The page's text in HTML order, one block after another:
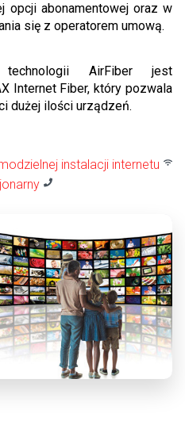
opcji abonamentowej oraz w
się z operatorem umową.
technologii AirFiber jest
Internet Fiber, który pozwala
dużej ilości urządzeń.
instalacji internetu